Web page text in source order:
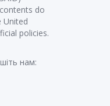
do
United
policies.
нам: